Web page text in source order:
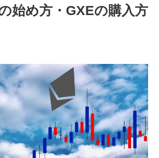
始め方・GXEの購入方